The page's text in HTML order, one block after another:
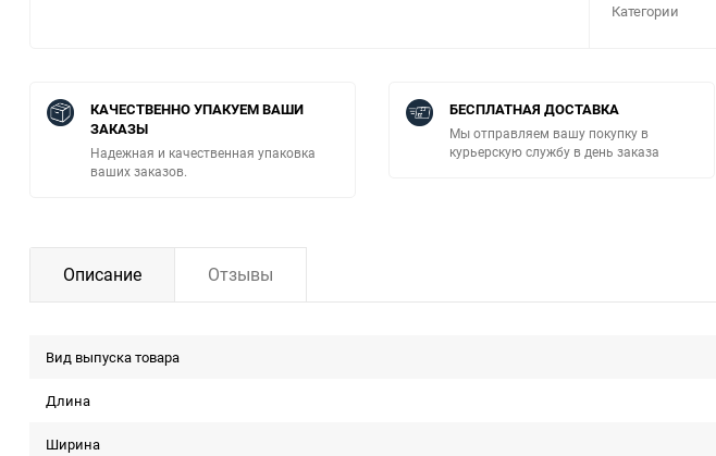
Категории
КАЧЕСТВЕННО УПАКУЕМ ВАШИ
ЗАКАЗЫ
Надежная и качественная упаковка
ваших заказов.
БЕСПЛАТНАЯ ДОСТАВКА
Мы отправляем вашу покупку в
курьерскую службу в день заказа
Описание Отзывы
Вид выпуска товара
Длина
Ширина